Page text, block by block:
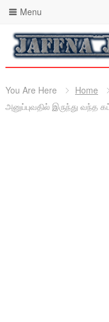
Menu
You Are Here Home
அனுப்புவதில் இருந்து வந்த